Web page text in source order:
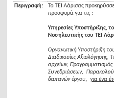
Περιγραφή:
To TEI Λάρισας
προσφορά για τις :
Υπηρεσίες Υποστήριξης,
Νοσηλευτικής του ΤΕΙ
Οργανωτική Υποστήριξη
Διαδικασίες
αρχείων,
Συνεδριάσεων,
δαπανών έργου, για ένα